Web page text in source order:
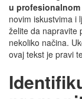
u
novim iskustvima i
želite da napravite
nekoliko načina.
ovaj tekst je pravi